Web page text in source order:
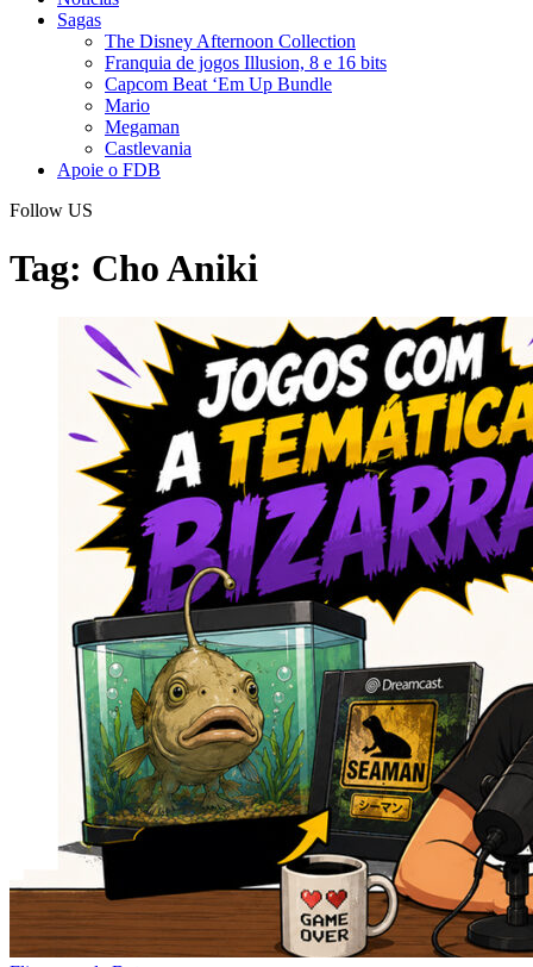
Sagas
The Disney Afternoon Collection
Franquia de jogos Illusion, 8 e 16 bits
Capcom Beat ‘Em Up Bundle
Mario
Megaman
Castlevania
Apoie o FDB
Follow US
Tag: Cho Aniki